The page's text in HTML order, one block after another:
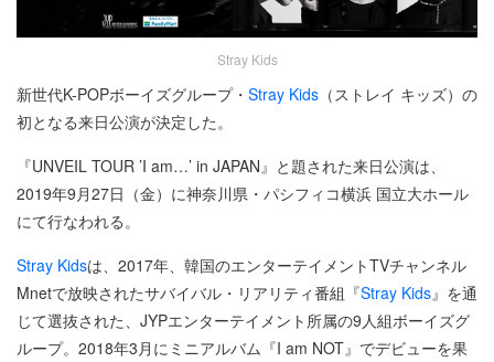
Stray Kids
新世代K-POPボーイズグループ・ Stray Kids （ストレイ キッズ）の
初となる来日公演が決定した。
『UNVEIL TOUR ’I am…’ in JAPAN』と題された来日公演は、
2019年9月27日（金）に神奈川県・パシフィコ横浜 国立大ホール
にて行なわれる。
Stray Kidsは、2017年、韓国のエンターテイメントTVチャンネル
Mnetで放映されたサバイバル・リアリティ番組『Stray Kids』を通
じて選抜された、JYPエンターテイメント所属の9人組ボーイズグ
ループ。2018年3月にミニアルバム『I am NOT』でデビューを果